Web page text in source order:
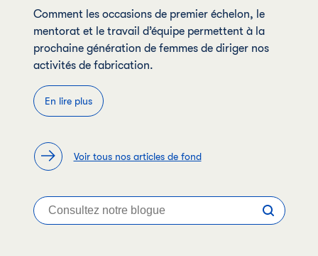
Comment les occasions de premier échelon, le
mentorat et le travail d’équipe permettent à la
prochaine génération de femmes de diriger nos
activités de fabrication.
En lire plus
Voir tous nos articles de fond